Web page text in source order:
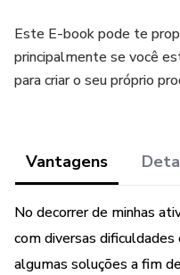
Este E-book pode te
principalmente se você
para criar o seu próprio
Vantagens
No decorrer de minhas
com diversas
algumas soluções a fim